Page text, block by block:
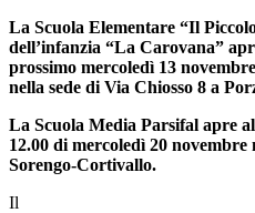
La Scuola Elementare “Il
dell’infanzia “La Carovana”
prossimo mercoledì 13
nella sede di Via Chiosso 8 a
La Scuola Media Parsifal apre
12.00 di mercoledì 20 novembre
Sorengo-Cortivallo.
Il